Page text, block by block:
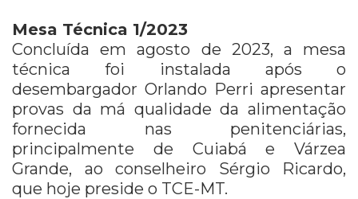
Mesa Técnica 1/2023
Concluída em agosto de 2023, a mesa
técnica foi instalada após o
desembargador Orlando Perri apresentar
provas da má qualidade da alimentação
fornecida nas penitenciárias,
principalmente de Cuiabá e Várzea
Grande, ao conselheiro Sérgio Ricardo,
que hoje preside o TCE-MT.